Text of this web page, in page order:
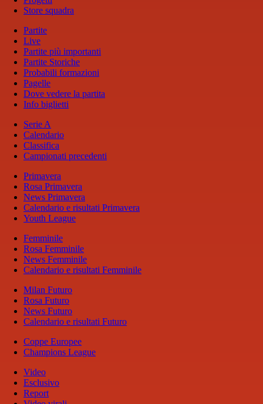
Store squadra
Partite
Live
Partite più importanti
Partite Storiche
Probabili formazioni
Pagelle
Dove vedere la partita
Info biglietti
Serie A
Calendario
Classifica
Campionati precedenti
Primavera
Rosa Primavera
News Primavera
Calendario e risultati Primavera
Youth League
Femminile
Rosa Femminile
News Femminile
Calendario e risultati Femminile
Milan Futuro
Rosa Futuro
News Futuro
Calendario e risultati Futuro
Coppe Europee
Champions League
Video
Esclusivo
Report